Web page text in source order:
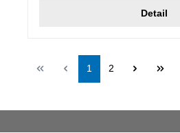
Detail
Halaman
1 Halaman
2